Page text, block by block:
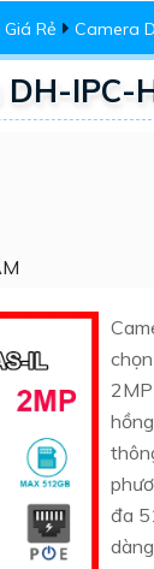
Rẻ Camera
DH-
đa
dàng